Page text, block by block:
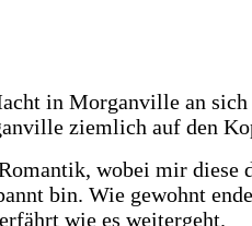
in Morganville an
ziemlich auf den
wobei mir diese
bin. Wie gewohnt
wie es weitergeht.